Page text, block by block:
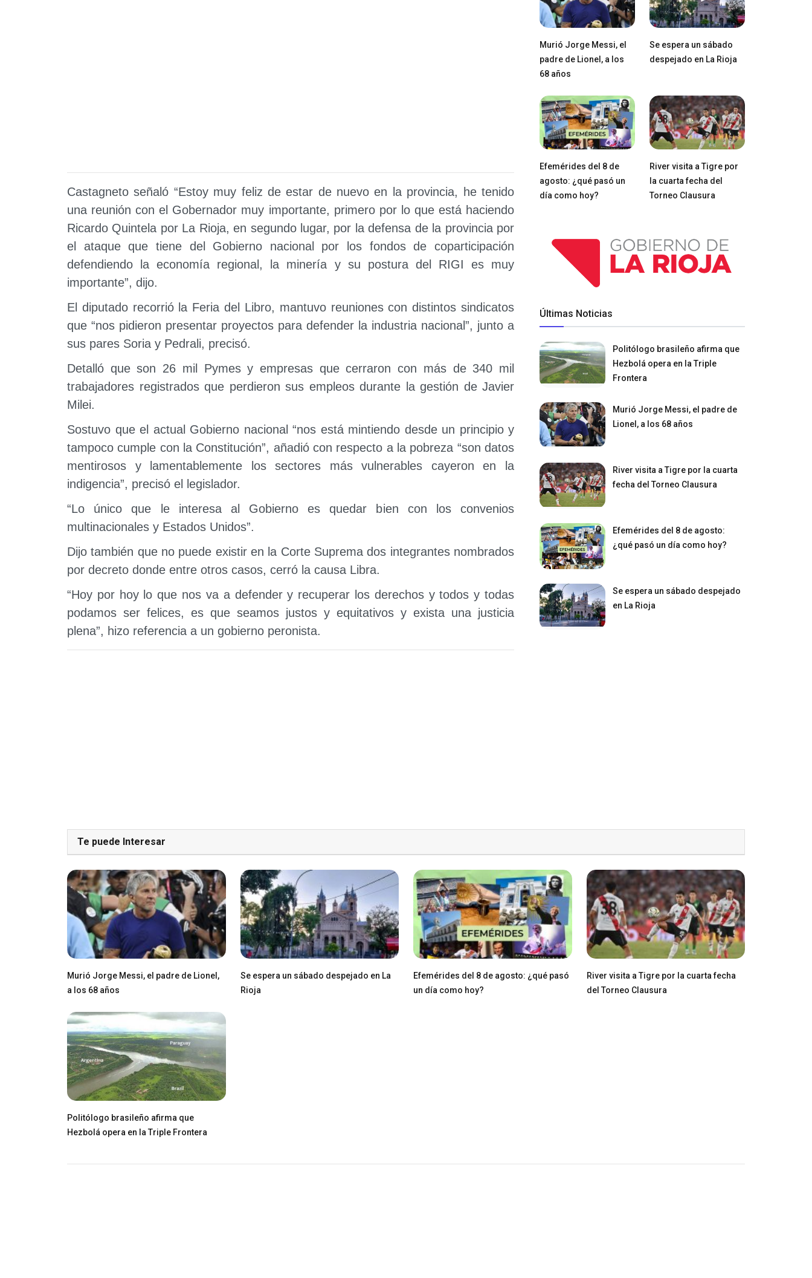
Castagneto señaló “Estoy muy feliz de estar de nuevo en la provincia, he tenido
una reunión con el Gobernador muy importante, primero por lo que está haciendo
Ricardo Quintela por La Rioja, en segundo lugar, por la defensa de la provincia por
el ataque que tiene del Gobierno nacional por los fondos de coparticipación
defendiendo la economía regional, la minería y su postura del RIGI es muy
importante”, dijo.
El diputado recorrió la Feria del Libro, mantuvo reuniones con distintos sindicatos
que “nos pidieron presentar proyectos para defender la industria nacional”, junto a
sus pares Soria y Pedrali, precisó.
Detalló que son 26 mil Pymes y empresas que cerraron con más de 340 mil
trabajadores registrados que perdieron sus empleos durante la gestión de Javier
Milei.
Sostuvo que el actual Gobierno nacional “nos está mintiendo desde un principio y
tampoco cumple con la Constitución”, añadió con respecto a la pobreza “son datos
mentirosos y lamentablemente los sectores más vulnerables cayeron en la
indigencia”, precisó el legislador.
“Lo único que le interesa al Gobierno es quedar bien con los convenios
multinacionales y Estados Unidos”.
Dijo también que no puede existir en la Corte Suprema dos integrantes nombrados
por decreto donde entre otros casos, cerró la causa Libra.
“Hoy por hoy lo que nos va a defender y recuperar los derechos y todos y todas
podamos ser felices, es que seamos justos y equitativos y exista una justicia
plena”, hizo referencia a un gobierno peronista.
Murió Jorge Messi, el
padre de Lionel, a los
68 años
Se espera un sábado
despejado en La Rioja
Efemérides del 8 de
agosto: ¿qué pasó un
día como hoy?
River visita a Tigre por
la cuarta fecha del
Torneo Clausura
Últimas Noticias
Politólogo brasileño afirma que
Hezbolá opera en la Triple
Frontera
Murió Jorge Messi, el padre de
Lionel, a los 68 años
River visita a Tigre por la cuarta
fecha del Torneo Clausura
Efemérides del 8 de agosto:
¿qué pasó un día como hoy?
Se espera un sábado despejado
en La Rioja
Te puede Interesar
Murió Jorge Messi, el padre de Lionel,
a los 68 años
Se espera un sábado despejado en La
Rioja
Efemérides del 8 de agosto: ¿qué pasó
un día como hoy?
River visita a Tigre por la cuarta fecha
del Torneo Clausura
Politólogo brasileño afirma que
Hezbolá opera en la Triple Frontera